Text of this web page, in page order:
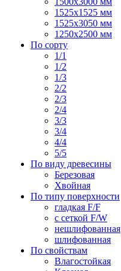
1525x1525 мм
1525х3050 мм
1250х2500 мм
По сорту
1/1
1/2
1/3
2/2
2/3
2/4
3/3
3/4
4/4
5/5
По виду древесины
Березовая
Хвойная
По типу поверхности
гладкая F/F
с сеткой F/W
нешлифованная
шлифованная
По свойствам
Влагостойкая